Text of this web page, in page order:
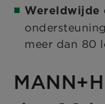
Wereldwijde
meer dan 80